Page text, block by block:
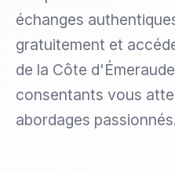
échanges
gratuitement et
de la Côte
consentants vous
abordages